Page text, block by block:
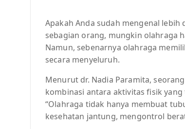
Apakah Anda sudah mengenal
sebagian orang, mungkin olahraga
Namun, sebenarnya olahraga
secara menyeluruh.
Menurut dr. Nadia Paramita,
kombinasi antara aktivitas fisik
“Olahraga tidak hanya membuat
kesehatan jantung, mengontrol